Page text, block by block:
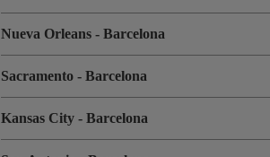
Nueva Orleans - Barcelona
Sacramento - Barcelona
Kansas City - Barcelona